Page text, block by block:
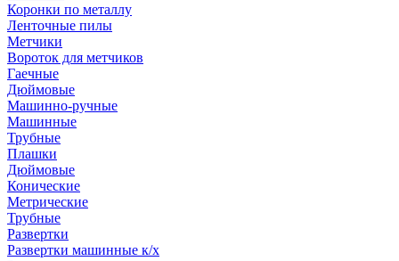
Коронки по металлу
Ленточные пилы
Метчики
Вороток для метчиков
Гаечные
Дюймовые
Машинно-ручные
Машинные
Трубные
Плашки
Дюймовые
Конические
Метрические
Трубные
Развертки
Развертки машинные к/х